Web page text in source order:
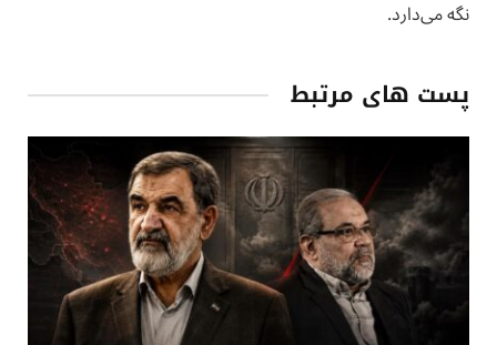
نگه می‌دارد.
پست های مرتبط